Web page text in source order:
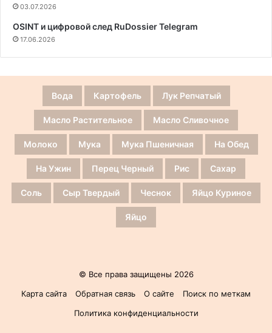
03.07.2026
OSINT и цифровой след RuDossier Telegram
17.06.2026
Вода Картофель Лук Репчатый
Масло Растительное Масло Сливочное
Молоко Мука Мука Пшеничная На Обед
На Ужин Перец Черный Рис Сахар
Соль Сыр Твердый Чеснок Яйцо Куриное
Яйцо
© Все права защищены 2026
Карта сайта
Обратная связь О сайте
Поиск по меткам
Политика конфиденциальности